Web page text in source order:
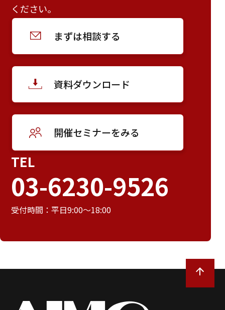
ください。
まずは相談する
資料ダウンロード
開催セミナーをみる
TEL
03-6230-9526
受付時間：平日9:00～18:00